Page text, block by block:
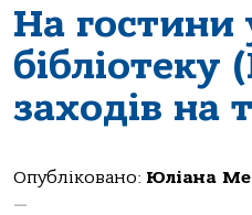
На гостини
бібліотеку
заходів на
Опубліковано: Юліана
—